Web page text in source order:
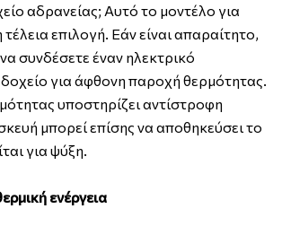
αδρανείας; Αυτό το μοντέλο για
τέλεια επιλογή. Εάν είναι απαραίτητο,
συνδέσετε έναν ηλεκτρικό
για άφθονη παροχή θερμότητας.
υποστηρίζει αντίστροφη
μπορεί επίσης να αποθηκεύσει το
για ψύξη.
ενέργεια